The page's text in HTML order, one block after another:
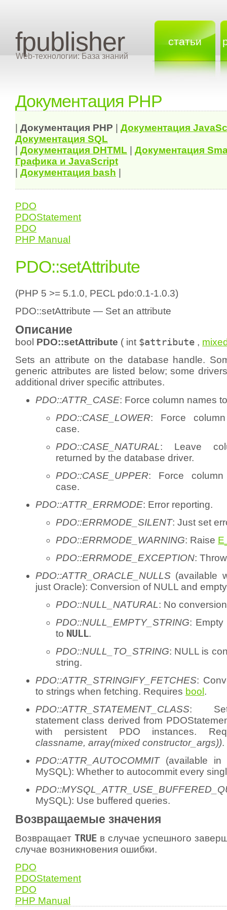
fpublisher
Web-технологии: База знаний
статьи
Документация PHP
Документация PHP Документация
Документация SQL
Документация DHTML
Документация
Графика и JavaScript
Документация bash
PDO
PDOStatement
PDO
PHP Manual
PDO::setAttribute
(PHP 5 >= 5.1.0, PECL pdo:0.1-1.0.3)
PDO::setAttribute — Set an attribute
Описание
bool PDO::setAttribute ( int $attribute ,
Sets an attribute on the database handle.
generic attributes are listed below; some
additional driver specific attributes.
PDO::ATTR_CASE: Force column names
PDO::CASE_LOWER: Force
case.
PDO::CASE_NATURAL: Leave
returned by the database driver.
PDO::CASE_UPPER: Force
case.
PDO::ATTR_ERRMODE: Error reporting.
PDO::ERRMODE_SILENT: Just set
PDO::ERRMODE_WARNING: Raise
PDO::ERRMODE_EXCEPTION:
PDO::ATTR_ORACLE_NULLS (available
just Oracle): Conversion of NULL and
PDO::NULL_NATURAL: No
PDO::NULL_EMPTY_STRING: Empty
to NULL.
PDO::NULL_TO_STRING: NULL is
string.
PDO::ATTR_STRINGIFY_FETCHES:
to strings when fetching. Requires bool .
PDO::ATTR_STATEMENT_CLASS: Set
statement class derived from
with persistent PDO instances.
classname, array(mixed constructor_args)).
PDO::ATTR_AUTOCOMMIT(available in
MySQL): Whether to autocommit every
MySQL): Use buffered queries.
Возвращаемые значения
Возвращает TRUE в случае успешного
случае возникновения ошибки.
PDO
PDOStatement
PDO
PHP Manual